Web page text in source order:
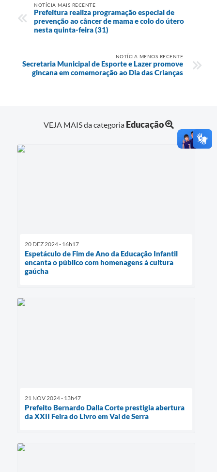
NOTÍCIA MAIS RECENTE
Prefeitura realiza programação especial de
prevenção ao câncer de mama e colo do útero
nesta quinta-feira (31)
NOTÍCIA MENOS RECENTE
Secretaria Municipal de Esporte e Lazer promove
gincana em comemoração ao Dia das Crianças
VEJA MAIS da categoria Educação
20 DEZ 2024 - 16h17
Espetáculo de Fim de Ano da Educação Infantil
encanta o público com homenagens à cultura
gaúcha
21 NOV 2024 - 13h47
Prefeito Bernardo Dalla Corte prestigia abertura
da XXII Feira do Livro em Val de Serra